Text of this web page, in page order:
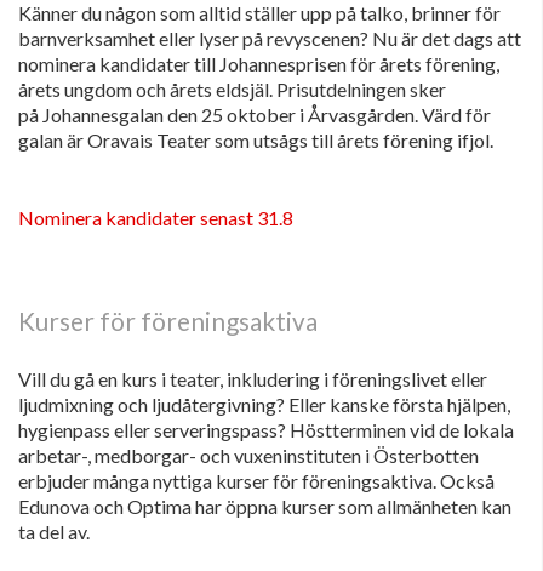
Känner du någon som alltid ställer upp på talko, brinner för
barnverksamhet eller lyser på revyscenen? Nu är det dags att
nominera kandidater till Johannesprisen för årets förening,
årets ungdom och årets eldsjäl. Prisutdelningen sker
på Johannesgalan den 25 oktober i Årvasgården. Värd för
galan är Oravais Teater som utsågs till årets förening ifjol.
Nominera kandidater senast 31.8
Kurser för föreningsaktiva
Vill du gå en kurs i teater, inkludering i föreningslivet eller
ljudmixning och ljudåtergivning? Eller kanske första hjälpen,
hygienpass eller serveringspass? Höstterminen vid de lokala
arbetar-, medborgar- och vuxeninstituten i Österbotten
erbjuder många nyttiga kurser för föreningsaktiva. Också
Edunova och Optima har öppna kurser som allmänheten kan
ta del av.